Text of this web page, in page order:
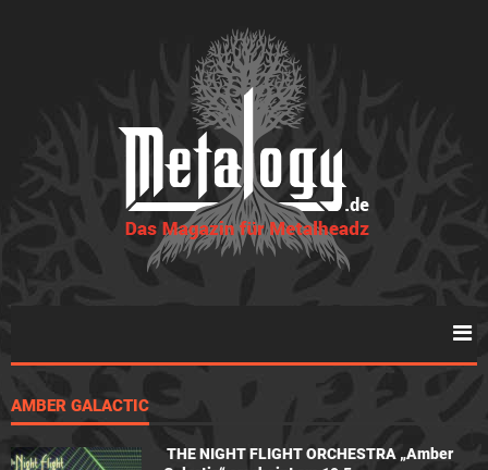
AMBER GALACTIC
THE NIGHT FLIGHT ORCHESTRA „Amber